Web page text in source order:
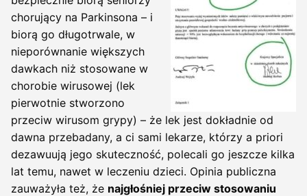
chorujący na Parkinsona – i
biorą go długotrwale, w
nieporównanie większych
dawkach niż stosowane w
chorobie wirusowej (lek
pierwotnie stworzono
przeciw wirusom grypy) – że lek jest dokładnie od
dawna przebadany, a ci sami lekarze, którzy a priori
dezawuują jego skuteczność, polecali go jeszcze kilka
lat temu, nawet w leczeniu dzieci. Opinia publiczna
zauważyła też, że najgłośniej przeciw stosowaniu